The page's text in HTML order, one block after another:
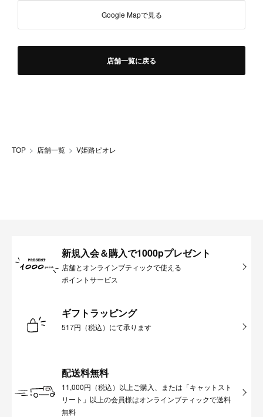
Google Mapで見る
店舗一覧に戻る
TOP 店舗一覧 V姫路ピオレ
新規入会＆購入で1000pプレゼント
店舗とオンラインブティックで使える
ポイントサービス
ギフトラッピング
517円（税込）にて承ります
配送料無料
11,000円（税込）以上ご購入、または「キャットスト
リート」以上の会員様はオンラインブティックで送料
無料